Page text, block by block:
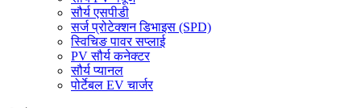
सौर्य एसपीडी
सर्ज प्रोटेक्शन डिभाइस (SPD)
स्विचिङ पावर सप्लाई
PV सौर्य कनेक्टर
सौर्य प्यानल
पोर्टेबल EV चार्जर